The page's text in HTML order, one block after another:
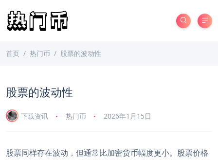
首页 热门币 股票的波动性
股票的波动性
下载资讯 热门币 2026年1月15日
股票同样存在波动，但通常比加密货币幅度更小。股票价格